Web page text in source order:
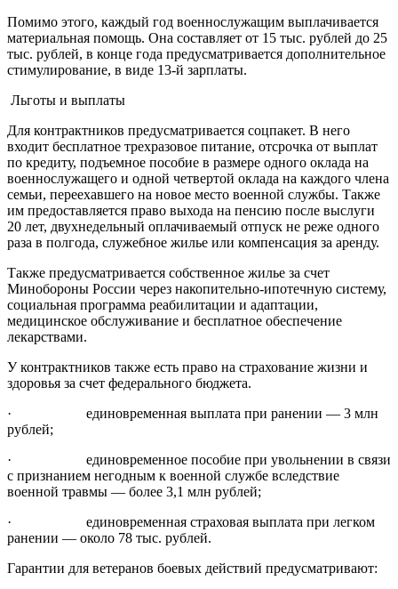
Помимо этого, каждый год военнослужащим выплачивается
материальная помощь. Она составляет от 15 тыс. рублей до 25
тыс. рублей, в конце года предусматривается дополнительное
стимулирование, в виде 13-й зарплаты.
Льготы и выплаты
Для контрактников предусматривается соцпакет. В него
входит бесплатное трехразовое питание, отсрочка от выплат
по кредиту, подъемное пособие в размере одного оклада на
военнослужащего и одной четвертой оклада на каждого члена
семьи, переехавшего на новое место военной службы. Также
им предоставляется право выхода на пенсию после выслуги
20 лет, двухнедельный оплачиваемый отпуск не реже одного
раза в полгода, служебное жилье или компенсация за аренду.
Также предусматривается собственное жилье за счет
Минобороны России через накопительно-ипотечную систему,
социальная программа реабилитации и адаптации,
медицинское обслуживание и бесплатное обеспечение
лекарствами.
У контрактников также есть право на страхование жизни и
здоровья за счет федерального бюджета.
· единовременная выплата при ранении — 3 млн
рублей;
· единовременное пособие при увольнении в связи
с признанием негодным к военной службе вследствие
военной травмы — более 3,1 млн рублей;
· единовременная страховая выплата при легком
ранении — около 78 тыс. рублей.
Гарантии для ветеранов боевых действий предусматривают: